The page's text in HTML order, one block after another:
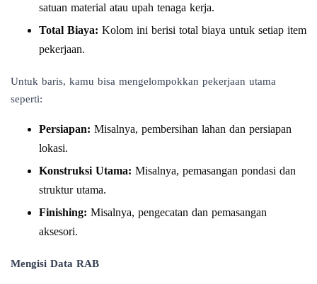
satuan material atau upah tenaga kerja.
Total Biaya: Kolom ini berisi total biaya untuk setiap item
pekerjaan.
Untuk baris, kamu bisa mengelompokkan pekerjaan utama
seperti:
Persiapan: Misalnya, pembersihan lahan dan persiapan
lokasi.
Konstruksi Utama: Misalnya, pemasangan pondasi dan
struktur utama.
Finishing: Misalnya, pengecatan dan pemasangan
aksesori.
Mengisi Data RAB